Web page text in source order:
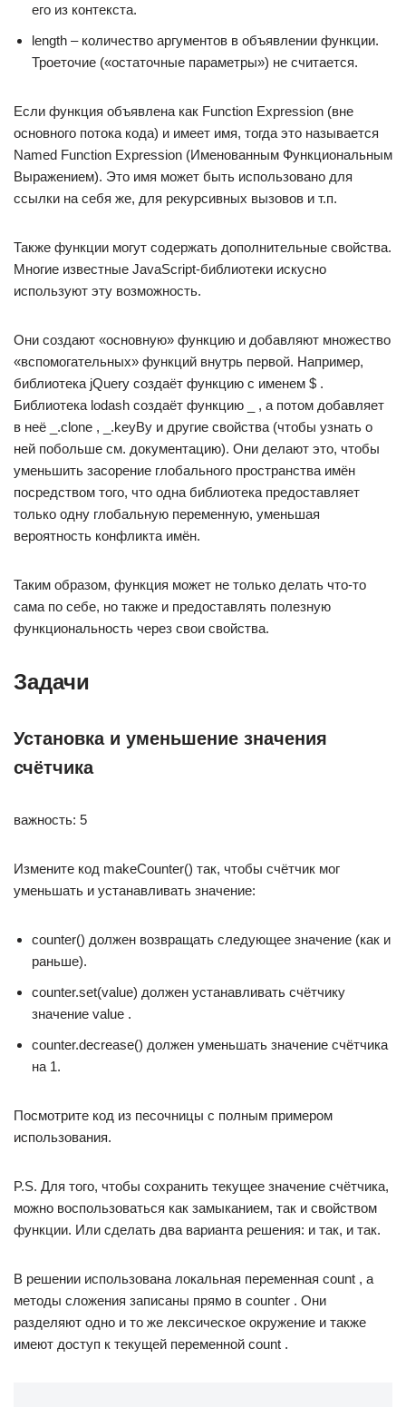
его из контекста.
length – количество аргументов в объявлении функции.
Троеточие («остаточные параметры») не считается.
Если функция объявлена как Function Expression (вне
основного потока кода) и имеет имя, тогда это называется
Named Function Expression (Именованным Функциональным
Выражением). Это имя может быть использовано для
ссылки на себя же, для рекурсивных вызовов и т.п.
Также функции могут содержать дополнительные свойства.
Многие известные JavaScript-библиотеки искусно
используют эту возможность.
Они создают «основную» функцию и добавляют множество
«вспомогательных» функций внутрь первой. Например,
библиотека jQuery создаёт функцию с именем $ .
Библиотека lodash создаёт функцию _ , а потом добавляет
в неё _.clone , _.keyBy и другие свойства (чтобы узнать о
ней побольше см. документацию). Они делают это, чтобы
уменьшить засорение глобального пространства имён
посредством того, что одна библиотека предоставляет
только одну глобальную переменную, уменьшая
вероятность конфликта имён.
Таким образом, функция может не только делать что-то
сама по себе, но также и предоставлять полезную
функциональность через свои свойства.
Задачи
Установка и уменьшение значения
счётчика
важность: 5
Измените код makeCounter() так, чтобы счётчик мог
уменьшать и устанавливать значение:
counter() должен возвращать следующее значение (как и
раньше).
counter.set(value) должен устанавливать счётчику
значение value .
counter.decrease() должен уменьшать значение счётчика
на 1.
Посмотрите код из песочницы с полным примером
использования.
P.S. Для того, чтобы сохранить текущее значение счётчика,
можно воспользоваться как замыканием, так и свойством
функции. Или сделать два варианта решения: и так, и так.
В решении использована локальная переменная count , а
методы сложения записаны прямо в counter . Они
разделяют одно и то же лексическое окружение и также
имеют доступ к текущей переменной count .